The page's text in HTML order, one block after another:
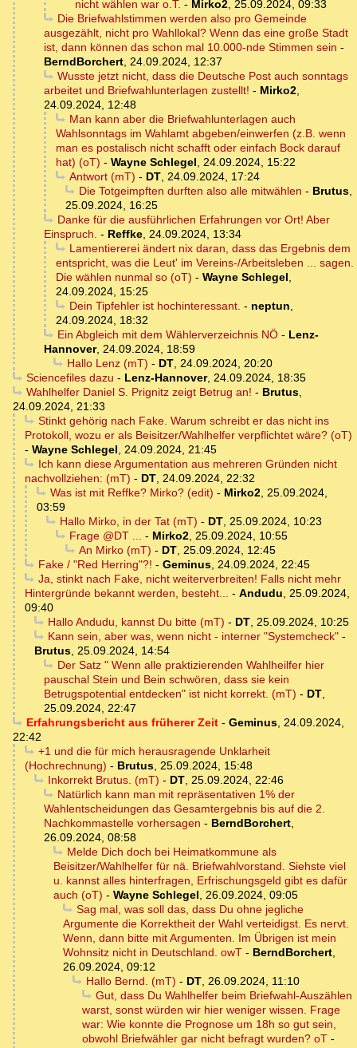
nicht wählen war o.T. - Mirko2, 25.09.2024, 09:33
Die Briefwahlstimmen werden also pro Gemeinde
ausgezählt, nicht pro Wahllokal? Wenn das eine große Stadt
ist, dann können das schon mal 10.000-nde Stimmen sein -
BerndBorchert, 24.09.2024, 12:37
Wusste jetzt nicht, dass die Deutsche Post auch sonntags
arbeitet und Briefwahlunterlagen zustellt! - Mirko2,
24.09.2024, 12:48
Man kann aber die Briefwahlunterlagen auch
Wahlsonntags im Wahlamt abgeben/einwerfen (z.B. wenn
man es postalisch nicht schafft oder einfach Bock darauf
hat) (oT) - Wayne Schlegel, 24.09.2024, 15:22
Antwort (mT) - DT, 24.09.2024, 17:24
Die Totgeimpften durften also alle mitwählen - Brutus,
25.09.2024, 16:25
Danke für die ausführlichen Erfahrungen vor Ort! Aber
Einspruch. - Reffke, 24.09.2024, 13:34
Lamentiererei ändert nix daran, dass das Ergebnis dem
entspricht, was die Leut' im Vereins-/Arbeitsleben ... sagen.
Die wählen nunmal so (oT) - Wayne Schlegel,
24.09.2024, 15:25
Dein Tipfehler ist hochinteressant. - neptun,
24.09.2024, 18:32
Ein Abgleich mit dem Wählerverzeichnis NÖ- Lenz-
Hannover, 24.09.2024, 18:59
Hallo Lenz (mT) - DT, 24.09.2024, 20:20
Sciencefiles dazu - Lenz-Hannover, 24.09.2024, 18:35
Wahlhelfer Daniel S. Prignitz zeigt Betrug an! - Brutus,
24.09.2024, 21:33
Stinkt gehörig nach Fake. Warum schreibt er das nicht ins
Protokoll, wozu er als Beisitzer/Wahlhelfer verpflichtet wäre? (oT)
- Wayne Schlegel, 24.09.2024, 21:45
Ich kann diese Argumentation aus mehreren Gründen nicht
nachvollziehen: (mT) - DT, 24.09.2024, 22:32
Was ist mit Reffke? Mirko? (edit) - Mirko2, 25.09.2024,
03:59
Hallo Mirko, in der Tat (mT) - DT, 25.09.2024, 10:23
Frage @DT ... - Mirko2, 25.09.2024, 10:55
An Mirko (mT) - DT, 25.09.2024, 12:45
Fake / "Red Herring"?! - Geminus, 24.09.2024, 22:45
Ja, stinkt nach Fake, nicht weiterverbreiten! Falls nicht mehr
Hintergründe bekannt werden, besteht... - Andudu, 25.09.2024,
09:40
Hallo Andudu, kannst Du bitte (mT) - DT, 25.09.2024, 10:25
Kann sein, aber was, wenn nicht - interner "Systemcheck"-
Brutus, 25.09.2024, 14:54
Der Satz " Wenn alle praktizierenden Wahlheilfer hier
pauschal Stein und Bein schwören, dass sie kein
Betrugspotential entdecken" ist nicht korrekt. (mT) - DT,
25.09.2024, 22:47
Erfahrungsbericht aus früherer Zeit- Geminus, 24.09.2024,
22:42
+1 und die für mich herausragende Unklarheit
(Hochrechnung) - Brutus, 25.09.2024, 15:48
Inkorrekt Brutus. (mT) - DT, 25.09.2024, 22:46
Natürlich kann man mit repräsentativen 1% der
Wahlentscheidungen das Gesamtergebnis bis auf die 2.
Nachkommastelle vorhersagen - BerndBorchert,
26.09.2024, 08:58
Melde Dich doch bei Heimatkommune als
Beisitzer/Wahlhelfer für nä. Briefwahlvorstand. Siehste viel
u. kannst alles hinterfragen, Erfrischungsgeld gibt es dafür
auch (oT) - Wayne Schlegel, 26.09.2024, 09:05
Sag mal, was soll das, dass Du ohne jegliche
Argumente die Korrektheit der Wahl verteidigst. Es nervt.
Wenn, dann bitte mit Argumenten. Im Übrigen ist mein
Wohnsitz nicht in Deutschland. owT - BerndBorchert,
26.09.2024, 09:12
Hallo Bernd. (mT) - DT, 26.09.2024, 11:10
Gut, dass Du Wahlhelfer beim Briefwahl-Auszählen
warst, sonst würden wir hier weniger wissen. Frage
war: Wie konnte die Prognose um 18h so gut sein,
obwohl Briefwähler gar nicht befragt wurden? oT -